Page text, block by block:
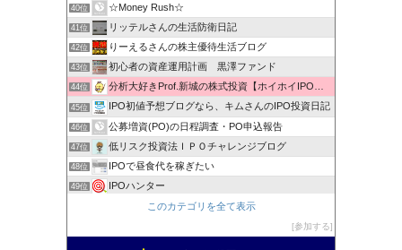
40位 ☆Money Rush☆
41位 リッテルさんの生活防衛日記
42位 りーえるさんの株主優待生活ブログ
43位 初心者の資産運用計画 黒澤ファンド
44位 分析大好きProf.新城の株式投資【ホイホイIPO投資術】
45位 IPO初値予想ブログなら、キムさんのIPO投資日記
46位 公募増資(PO)の日程調査・PO申込報告
47位 低リスク投資法ＩＰＯチャレンジブログ
48位 IPOで昼食代を稼ぎたい
49位 IPOハンター
ＩＰＯプランナーの当落日誌
このカテゴリを全て表示
参加する